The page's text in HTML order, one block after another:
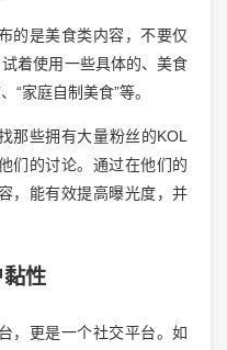
的是美食类内容，不要仅
着使用一些具体的、美食
“家庭自制美食”等。
那些拥有大量粉丝的KOL
们的讨论。通过在他们的
，能有效提高曝光度，并
黏性
，更是一个社交平台。如